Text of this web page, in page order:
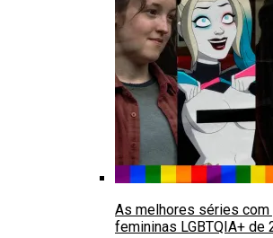
As melhores séries com
femininas LGBTQIA+ de